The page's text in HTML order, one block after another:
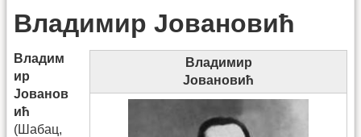
Владимир Јовановић
Владимир
Јовановић
Владим
ир
Јованов
ић
(Шабац,